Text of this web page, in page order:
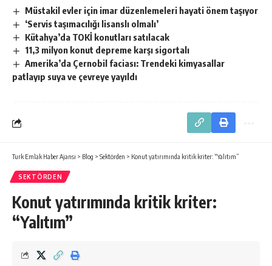
Müstakil evler için imar düzenlemeleri hayati önem taşıyor
‘Servis taşımacılığı lisanslı olmalı’
Kütahya’da TOKİ konutları satılacak
11,3 milyon konut depreme karşı sigortalı
Amerika’da Çernobil faciası: Trendeki kimyasallar
patlayıp suya ve çevreye yayıldı
Turk Emlak Haber Ajansı > Blog > Sektörden > Konut yatırımında kritik kriter: “Yalıtım”
SEKTÖRDEN
Konut yatırımında kritik kriter:
“Yalıtım”